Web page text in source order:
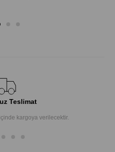
Teslimat
kargoya verilecektir.